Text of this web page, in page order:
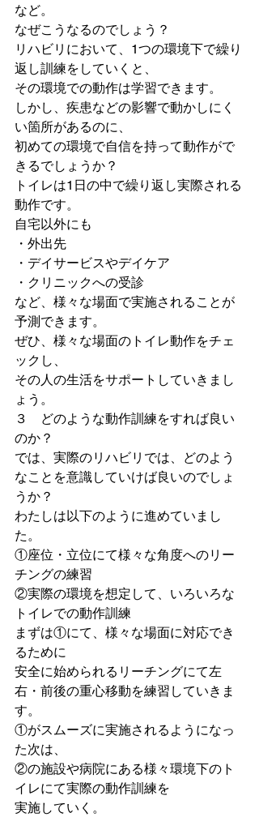
など。
なぜこうなるのでしょう？
リハビリにおいて、1つの環境下で繰り
返し訓練をしていくと、
その環境での動作は学習できます。
しかし、疾患などの影響で動かしにく
い箇所があるのに、
初めての環境で自信を持って動作がで
きるでしょうか？
トイレは1日の中で繰り返し実際される
動作です。
自宅以外にも
・外出先
・デイサービスやデイケア
・クリニックへの受診
など、様々な場面で実施されることが
予測できます。
ぜひ、様々な場面のトイレ動作をチェ
ックし、
その人の生活をサポートしていきまし
ょう。
３　どのような動作訓練をすれば良い
のか？
では、実際のリハビリでは、どのよう
なことを意識していけば良いのでしょ
うか？
わたしは以下のように進めていまし
た。
①座位・立位にて様々な角度へのリー
チングの練習
②実際の環境を想定して、いろいろな
トイレでの動作訓練
まずは①にて、様々な場面に対応でき
るために
安全に始められるリーチングにて左
右・前後の重心移動を練習していきま
す。
①がスムーズに実施されるようになっ
た次は、
②の施設や病院にある様々環境下のト
イレにて実際の動作訓練を
実施していく。